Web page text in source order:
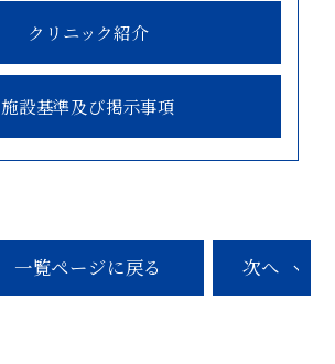
クリニック紹介
施設基準及び掲示事項
一覧ページに戻る 次へ